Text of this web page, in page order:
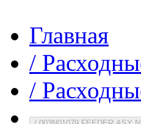
Главная
/
/